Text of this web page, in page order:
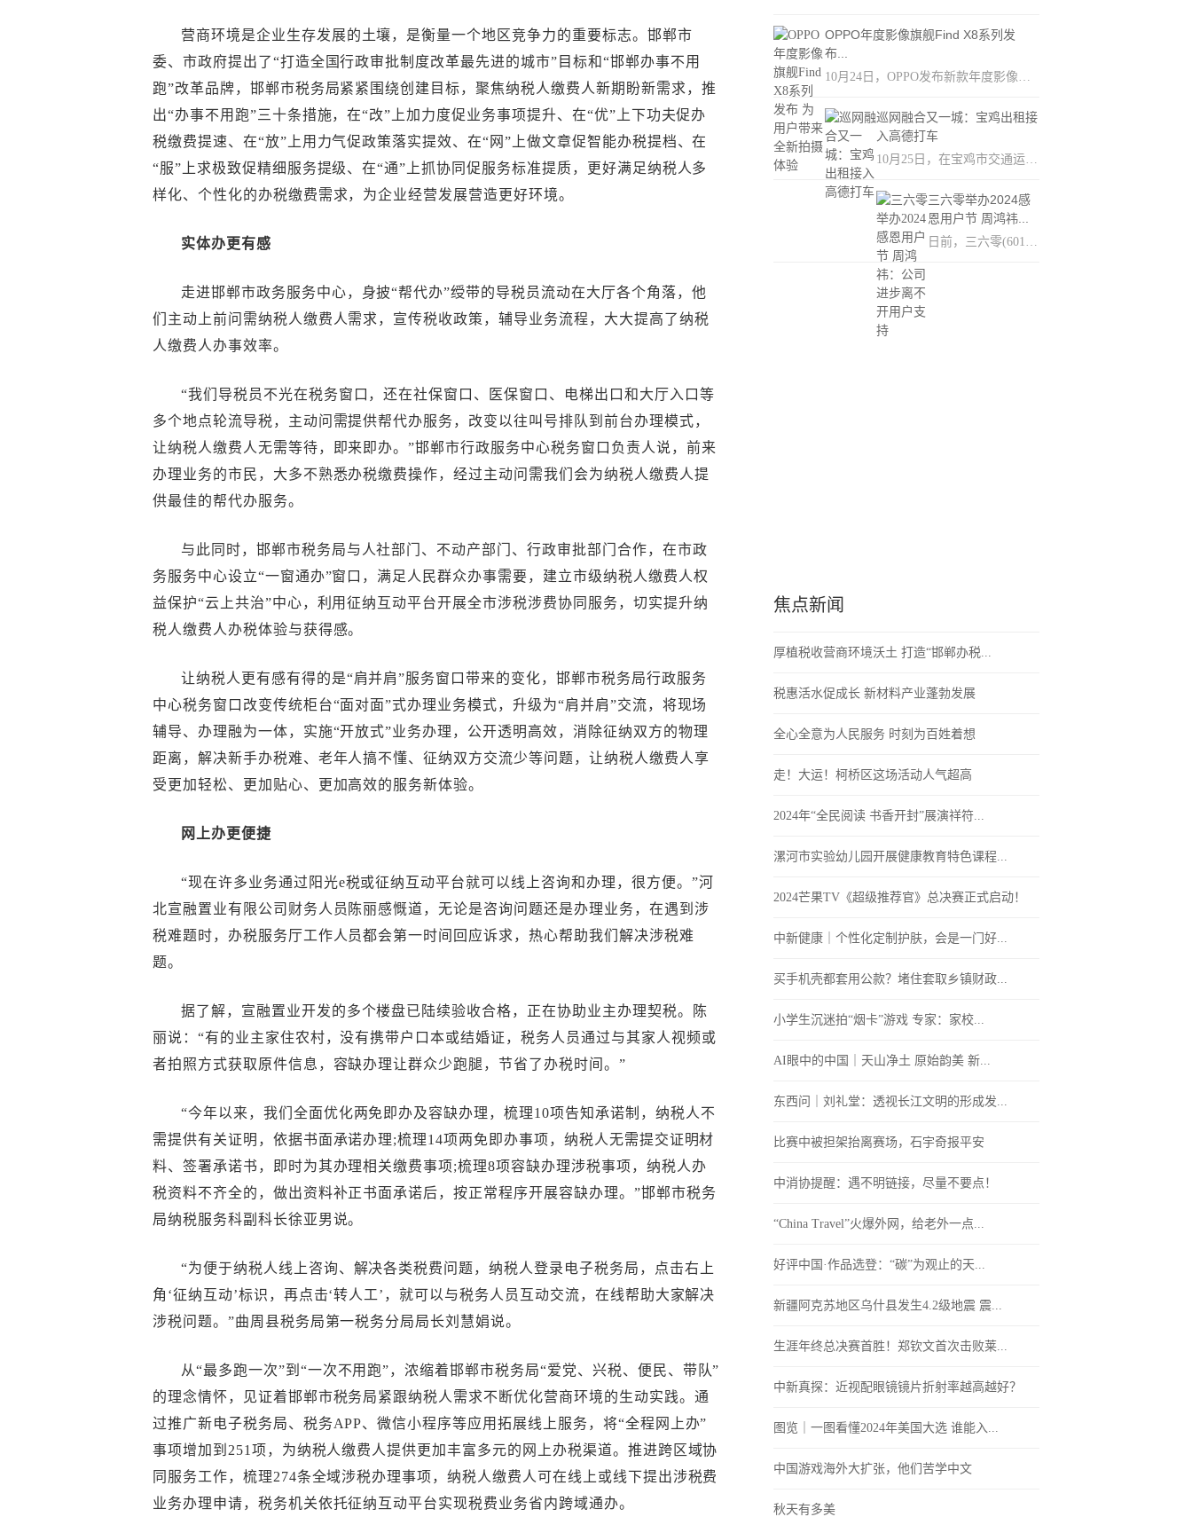
营商环境是企业生存发展的土壤，是衡量一个地区竞争力的重要标志。邯郸市
委、市政府提出了“打造全国行政审批制度改革最先进的城市”目标和“邯郸办事不用
跑”改革品牌，邯郸市税务局紧紧围绕创建目标，聚焦纳税人缴费人新期盼新需求，推
出“办事不用跑”三十条措施，在“改”上加力度促业务事项提升、在“优”上下功夫促办
税缴费提速、在“放”上用力气促政策落实提效、在“网”上做文章促智能办税提档、在
“服”上求极致促精细服务提级、在“通”上抓协同促服务标准提质，更好满足纳税人多
样化、个性化的办税缴费需求，为企业经营发展营造更好环境。
实体办更有感
走进邯郸市政务服务中心，身披“帮代办”绶带的导税员流动在大厅各个角落，他
们主动上前问需纳税人缴费人需求，宣传税收政策，辅导业务流程，大大提高了纳税
人缴费人办事效率。
“我们导税员不光在税务窗口，还在社保窗口、医保窗口、电梯出口和大厅入口等
多个地点轮流导税，主动问需提供帮代办服务，改变以往叫号排队到前台办理模式，
让纳税人缴费人无需等待，即来即办。”邯郸市行政服务中心税务窗口负责人说，前来
办理业务的市民，大多不熟悉办税缴费操作，经过主动问需我们会为纳税人缴费人提
供最佳的帮代办服务。
与此同时，邯郸市税务局与人社部门、不动产部门、行政审批部门合作，在市政
务服务中心设立“一窗通办”窗口，满足人民群众办事需要，建立市级纳税人缴费人权
益保护“云上共治”中心，利用征纳互动平台开展全市涉税涉费协同服务，切实提升纳
税人缴费人办税体验与获得感。
让纳税人更有感有得的是“肩并肩”服务窗口带来的变化，邯郸市税务局行政服务
中心税务窗口改变传统柜台“面对面”式办理业务模式，升级为“肩并肩”交流，将现场
辅导、办理融为一体，实施“开放式”业务办理，公开透明高效，消除征纳双方的物理
距离，解决新手办税难、老年人搞不懂、征纳双方交流少等问题，让纳税人缴费人享
受更加轻松、更加贴心、更加高效的服务新体验。
网上办更便捷
“现在许多业务通过阳光e税或征纳互动平台就可以线上咨询和办理，很方便。”河
北宣融置业有限公司财务人员陈丽感慨道，无论是咨询问题还是办理业务，在遇到涉
税难题时，办税服务厅工作人员都会第一时间回应诉求，热心帮助我们解决涉税难
题。
据了解，宣融置业开发的多个楼盘已陆续验收合格，正在协助业主办理契税。陈
丽说：“有的业主家住农村，没有携带户口本或结婚证，税务人员通过与其家人视频或
者拍照方式获取原件信息，容缺办理让群众少跑腿，节省了办税时间。”
“今年以来，我们全面优化两免即办及容缺办理，梳理10项告知承诺制，纳税人不
需提供有关证明，依据书面承诺办理;梳理14项两免即办事项，纳税人无需提交证明材
料、签署承诺书，即时为其办理相关缴费事项;梳理8项容缺办理涉税事项，纳税人办
税资料不齐全的，做出资料补正书面承诺后，按正常程序开展容缺办理。”邯郸市税务
局纳税服务科副科长徐亚男说。
“为便于纳税人线上咨询、解决各类税费问题，纳税人登录电子税务局，点击右上
角‘征纳互动’标识，再点击‘转人工’，就可以与税务人员互动交流，在线帮助大家解决
涉税问题。”曲周县税务局第一税务分局局长刘慧娟说。
从“最多跑一次”到“一次不用跑”，浓缩着邯郸市税务局“爱党、兴税、便民、带队”
的理念情怀，见证着邯郸市税务局紧跟纳税人需求不断优化营商环境的生动实践。通
过推广新电子税务局、税务APP、微信小程序等应用拓展线上服务，将“全程网上办”
事项增加到251项，为纳税人缴费人提供更加丰富多元的网上办税渠道。推进跨区域协
同服务工作，梳理274条全域涉税办理事项，纳税人缴费人可在线上或线下提出涉税费
业务办理申请，税务机关依托征纳互动平台实现税费业务省内跨域通办。
OPPO年度影像旗舰Find X8系列发
布...
10月24日，OPPO发布新款年度影像旗...
巡网融合又一城：宝鸡出租接
入高德打车
10月25日，在宝鸡市交通运输局指导...
三六零举办2024感
恩用户节 周鸿祎...
日前，三六零(601360 SH，下称360)...
焦点新闻
厚植税收营商环境沃土 打造“邯郸办税...
税惠活水促成长 新材料产业蓬勃发展
全心全意为人民服务 时刻为百姓着想
走！大运！柯桥区这场活动人气超高
2024年“全民阅读 书香开封”展演祥符...
漯河市实验幼儿园开展健康教育特色课程...
2024芒果TV《超级推荐官》总决赛正式启动！
中新健康｜个性化定制护肤，会是一门好...
买手机壳都套用公款？堵住套取乡镇财政...
小学生沉迷拍“烟卡”游戏 专家：家校...
AI眼中的中国｜天山净土 原始韵美 新...
东西问｜刘礼堂：透视长江文明的形成发...
比赛中被担架抬离赛场，石宇奇报平安
中消协提醒：遇不明链接，尽量不要点！
“China Travel”火爆外网，给老外一点...
好评中国·作品选登：“碳”为观止的天...
新疆阿克苏地区乌什县发生4.2级地震 震...
生涯年终总决赛首胜！郑钦文首次击败莱...
中新真探：近视配眼镜镜片折射率越高越好？
图览｜一图看懂2024年美国大选 谁能入...
中国游戏海外大扩张，他们苦学中文
秋天有多美